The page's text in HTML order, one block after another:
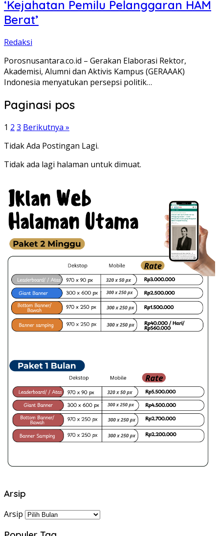
‘Kejahatan Pemilu Pelanggaran HAM
Berat’
Redaksi
Porosnusantara.co.id – Gerakan Elaborasi Rektor,
Akademisi, Alumni dan Aktivis Kampus (GERAAAK)
Indonesia menyatukan persepsi politik…
Paginasi pos
1 2 3 Berikutnya »
Tidak Ada Postingan Lagi.
Tidak ada lagi halaman untuk dimuat.
Arsip
Arsip